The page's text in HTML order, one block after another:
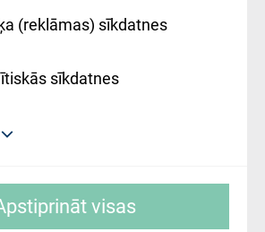
(reklāmas) sīkdatnes
sīkdatnes
– Pārzinis, sīkdatņu
visas